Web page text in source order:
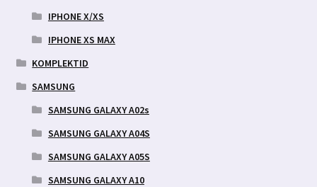
IPHONE X/XS
IPHONE XS MAX
KOMPLEKTID
SAMSUNG
SAMSUNG GALAXY A02s
SAMSUNG GALAXY A04S
SAMSUNG GALAXY A05S
SAMSUNG GALAXY A10